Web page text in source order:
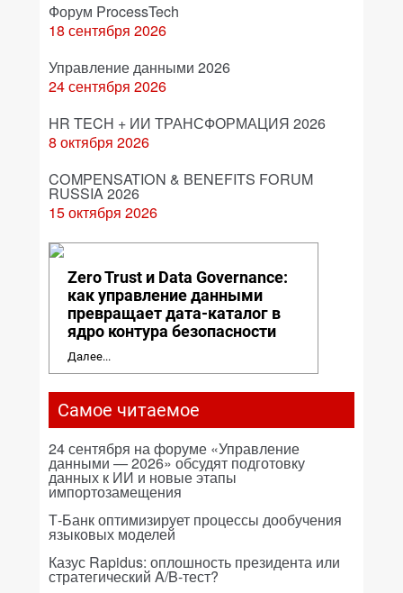
Форум ProcessTech
18 сентября 2026
Управление данными 2026
24 сентября 2026
HR TECH + ИИ ТРАНСФОРМАЦИЯ 2026
8 октября 2026
COMPENSATION & BENEFITS FORUM
RUSSIA 2026
15 октября 2026
Zero Trust и Data Governance:
как управление данными
превращает дата-каталог в
ядро контура безопасности
Далее...
Самое читаемое
24 сентября на форуме «Управление
данными — 2026» обсудят подготовку
данных к ИИ и новые этапы
импортозамещения
Т-Банк оптимизирует процессы дообучения
языковых моделей
Казус Rapidus: оплошность президента или
стратегический A/B-тест?